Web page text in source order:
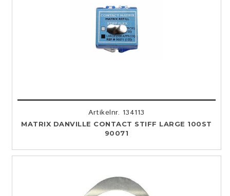
Artikelnr. 134113
MATRIX DANVILLE CONTACT STIFF LARGE 100ST
90071